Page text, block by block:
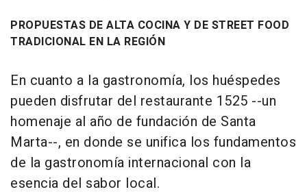
PROPUESTAS DE ALTA COCINA Y DE STREET FOOD
TRADICIONAL EN LA REGIÓN
En cuanto a la gastronomía, los huéspedes
pueden disfrutar del restaurante 1525 --un
homenaje al año de fundación de Santa
Marta--, en donde se unifica los fundamentos
de la gastronomía internacional con la
esencia del sabor local.